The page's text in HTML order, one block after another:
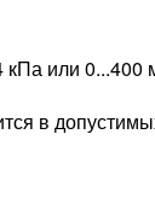
кПа или 0...400
в